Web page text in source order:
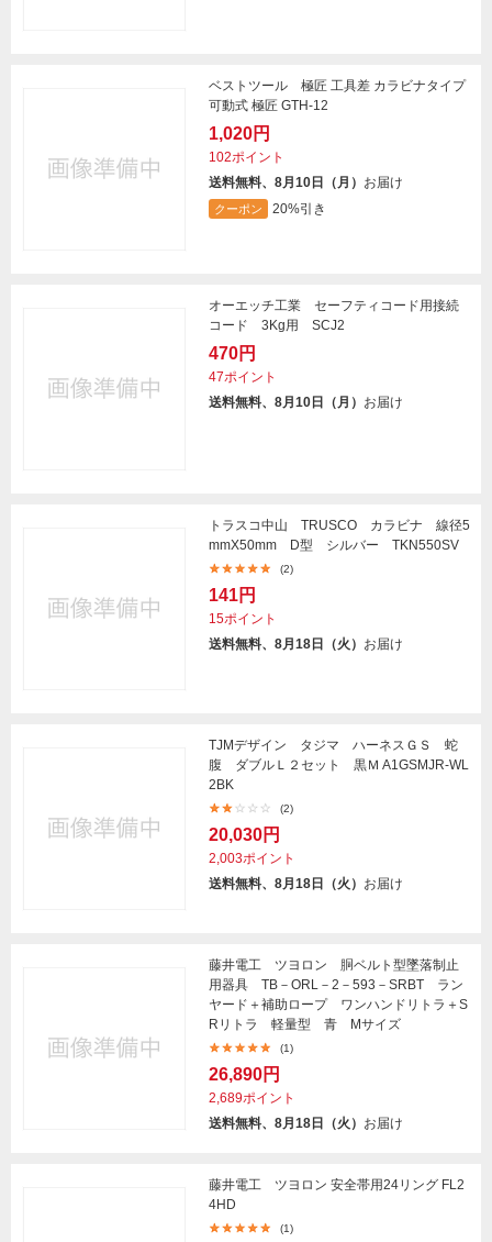
ベストツール 極匠 工具差 カラビナタイプ
可動式 極匠 GTH-12
1,020円
102ポイント
送料無料、8月10日（月） お届け
クーポン 20%引き
オーエッチ工業 セーフティコード用接続
コード 3Kg用 SCJ2
470円
47ポイント
送料無料、8月10日（月） お届け
トラスコ中山 TRUSCO カラビナ 線径5
mmX50mm D型 シルバー TKN550SV
(2)
141円
15ポイント
送料無料、8月18日（火） お届け
TJMデザイン タジマ ハーネスＧＳ 蛇
腹 ダブルＬ２セット 黒Ｍ A1GSMJR-WL
2BK
(2)
20,030円
2,003ポイント
送料無料、8月18日（火） お届け
藤井電工 ツヨロン 胴ベルト型墜落制止
用器具 TB－ORL－2－593－SRBT ラン
ヤード＋補助ロープ ワンハンドリトラ＋S
Rリトラ 軽量型 青 Mサイズ
(1)
26,890円
2,689ポイント
送料無料、8月18日（火） お届け
藤井電工 ツヨロン 安全帯用24リング FL2
4HD
(1)